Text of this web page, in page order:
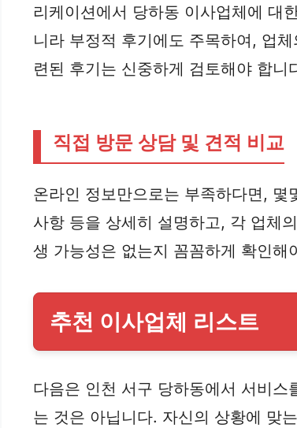
리케이션에서 당하동 이사업체에 대
니라 부정적 후기에도 주목하여, 업
련된 후기는 신중하게 검토해야 합니
직접 방문 상담 및 견적 비교
온라인 정보만으로는 부족하다면,
사항 등을 상세히 설명하고, 각 업체
생 가능성은 없는지 꼼꼼하게 확인
추천 이사업체 리스트
다음은 인천 서구 당하동에서 서비
는 것은 아닙니다. 자신의 상황에 맞